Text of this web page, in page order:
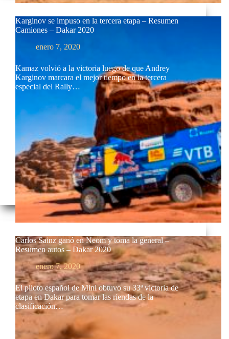
Karginov se impuso en la tercera etapa – Resumen
Camiones – Dakar 2020
enero 7, 2020
Kamaz volvió a la victoria luego de que Andrey
Karginov marcara el mejor tiempo en la tercera
especial del Rally…
Carlos Sainz ganó en Neom y toma la general –
Resumen autos – Dakar 2020
enero 7, 2020
El piloto español de Mini obtuvo su 33ª victoria de
etapa en Dakar para tomar las riendas de la
clasificación…